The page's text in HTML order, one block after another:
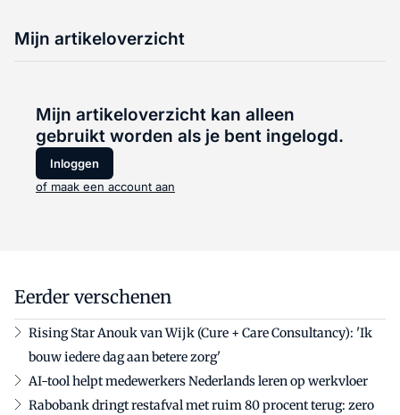
Mijn artikeloverzicht
Mijn artikeloverzicht kan alleen
gebruikt worden als je bent ingelogd.
Inloggen
of maak een account aan
Eerder verschenen
Rising Star Anouk van Wijk (Cure + Care Consultancy): 'Ik
bouw iedere dag aan betere zorg'
AI-tool helpt medewerkers Nederlands leren op werkvloer
Rabobank dringt restafval met ruim 80 procent terug: zero